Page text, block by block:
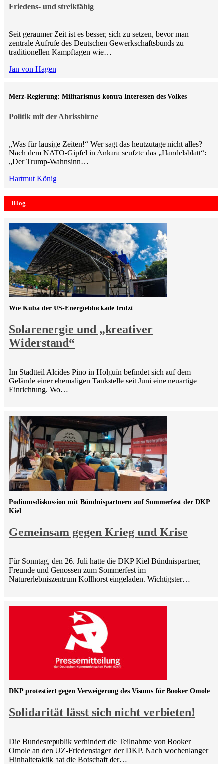
Friedens- und streikfähig
Seit geraumer Zeit ist es besser, sich zu setzen, bevor man
zentrale Aufrufe des Deutschen Gewerkschaftsbunds zu
traditionellen Kampftagen wie…
Jan von Hagen
Politik mit der Abrissbirne
Merz-Regierung: Militarismus kontra Inte­ressen des Volkes
„Was für lausige Zeiten!“ Wer sagt das heutzutage nicht alles?
Nach dem NATO-Gipfel in Ankara seufzte das „Handelsblatt“:
„Der Trump-Wahnsinn…
Hartmut König
Blog
Solarenergie und „kreativer
Widerstand“
Wie Kuba der US-Energieblockade trotzt
Im Stadtteil Alcides Pino in Holguín befindet sich auf dem
Gelände einer ehemaligen Tankstelle seit Juni eine neuartige
Einrichtung. Wo…
Gemeinsam gegen Krieg und Krise
Podiumsdiskussion mit Bündnispartnern auf Sommerfest der DKP
Kiel
Für Sonntag, den 26. Juli hatte die DKP Kiel Bündnispartner,
Freunde und Genossen zum Sommerfest im
Naturerlebniszentrum Kollhorst eingeladen. Wichtigster…
Solidarität lässt sich nicht verbieten!
DKP protestiert gegen Verweigerung des Visums für Booker Omole
Die Bundesrepublik verhindert die Teilnahme von Booker
Omole an den UZ-Friedenstagen der DKP. Nach wochenlanger
Hinhaltetaktik hat die Botschaft der…